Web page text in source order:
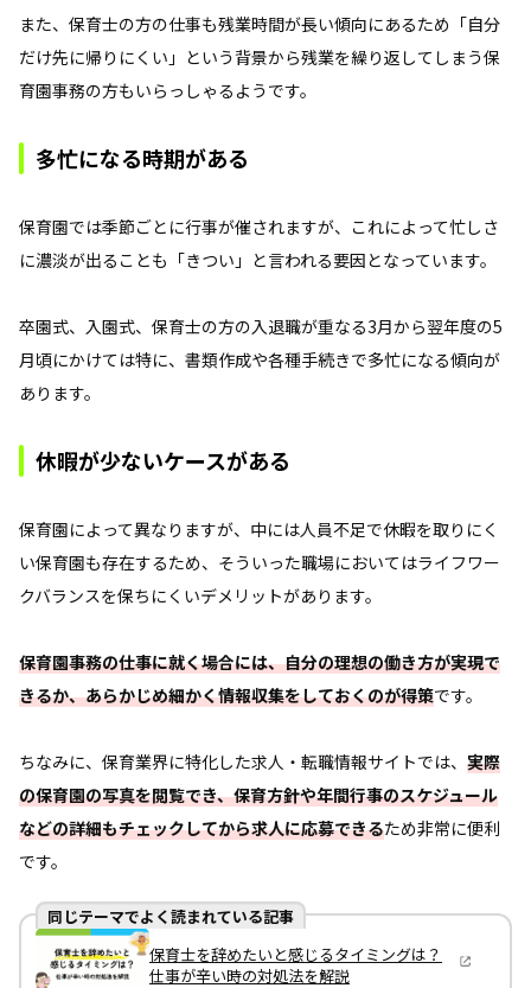
また、保育士の方の仕事も残業時間が長い傾向にあるため「自分
だけ先に帰りにくい」という背景から残業を繰り返してしまう保
育園事務の方もいらっしゃるようです。
多忙になる時期がある
保育園では季節ごとに行事が催されますが、これによって忙しさ
に濃淡が出ることも「きつい」と言われる要因となっています。
卒園式、入園式、保育士の方の入退職が重なる3月から翌年度の5
月頃にかけては特に、書類作成や各種手続きで多忙になる傾向が
あります。
休暇が少ないケースがある
保育園によって異なりますが、中には人員不足で休暇を取りにく
い保育園も存在するため、そういった職場においてはライフワー
クバランスを保ちにくいデメリットがあります。
保育園事務の仕事に就く場合には、自分の理想の働き方が実現で
きるか、あらかじめ細かく情報収集をしておくのが得策です。
ちなみに、保育業界に特化した求人・転職情報サイトでは、 実際
の保育園の写真を閲覧でき、保育方針や年間行事のスケジュール
などの詳細もチェックしてから求人に応募できるため非常に便利
です。
同じテーマでよく読まれている記事
保育士を辞めたいと感じるタイミングは？
仕事が辛い時の対処法を解説